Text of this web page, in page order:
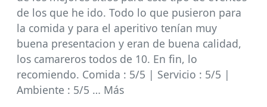
de los que he ido. Todo lo que pusieron para
la comida y para el aperitivo tenían muy
buena presentacion y eran de buena calidad,
los camareros todos de 10. En fin, lo
recomiendo. Comida : 5/5 | Servicio : 5/5 |
Ambiente : 5/5 … Más